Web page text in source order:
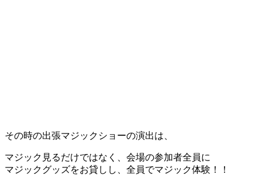
その時の出張マジックショーの演出は、
マジック見るだけではなく、会場の参加者全員に
マジックグッズをお貸しし、全員でマジック体験！！